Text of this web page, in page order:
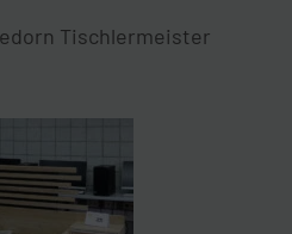
Tischlermeister